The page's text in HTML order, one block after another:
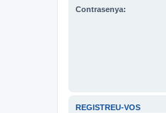
Contrasenya:
REGISTREU-VOS